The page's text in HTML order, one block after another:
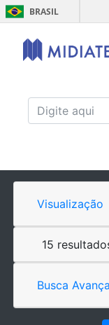
BRASIL
Visualização
15
Busca